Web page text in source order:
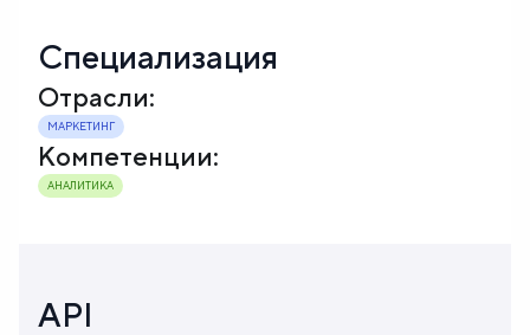
Специализация
Отрасли:
МАРКЕТИНГ
Компетенции:
АНАЛИТИКА
API